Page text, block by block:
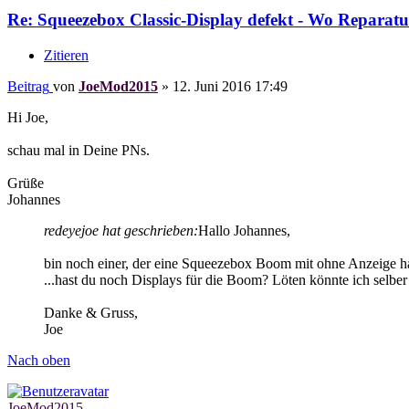
Re: Squeezebox Classic-Display defekt - Wo
Zitieren
Beitrag von JoeMod2015 » 12. Juni 2016 17:49
Hi Joe,
schau mal in Deine PNs.
Grüße
Johannes
redeyejoe hat geschrieben:Hallo Johannes,
bin noch einer, der eine Squeezebox Boom mit ohne Anzeige
...hast du noch Displays für die Boom? Löten könnte ich selber
Danke & Gruss,
Joe
Nach oben